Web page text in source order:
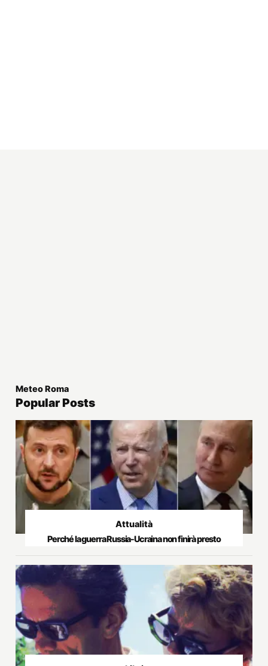
Meteo Roma
Popular Posts
Attualità
Perché la guerra Russia-Ucraina non finirà presto